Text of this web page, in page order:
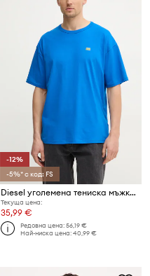
-12%
-5%* с код: FS
Diesel уголемена тениска мъжка от памук T-BOXT-R30 T-SHIRT
Текуща цена:
35,99 €
Редовна цена:56,19 €
Най-ниска цена:40,99 €